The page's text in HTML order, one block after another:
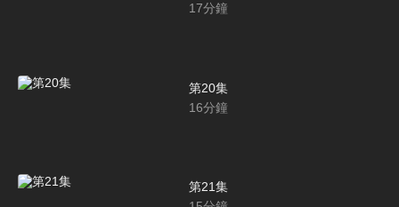
17分鐘
第20集
16分鐘
第21集